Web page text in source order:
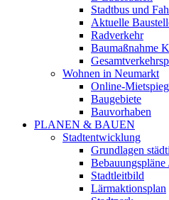
Stadtbus und
Aktuelle
Radverkehr
Baumaßnahme
Wohnen in Neumarkt
Online-
Baugebiete
Bauvorhaben
PLANEN & BAUEN
Stadtentwicklung
Grundlagen
Stadtleitbild
Lärmaktionsplan